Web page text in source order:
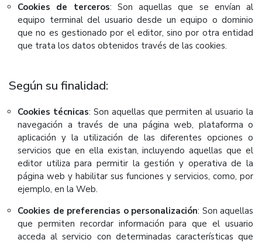
Cookies de terceros: Son aquellas que se envían al
equipo terminal del usuario desde un equipo o dominio
que no es gestionado por el editor, sino por otra entidad
que trata los datos obtenidos través de las cookies.
Según su finalidad:
Cookies técnicas: Son aquellas que permiten al usuario la
navegación a través de una página web, plataforma o
aplicación y la utilización de las diferentes opciones o
servicios que en ella existan, incluyendo aquellas que el
editor utiliza para permitir la gestión y operativa de la
página web y habilitar sus funciones y servicios, como, por
ejemplo, en la Web.
Cookies de preferencias o personalización: Son aquellas
que permiten recordar información para que el usuario
acceda al servicio con determinadas características que